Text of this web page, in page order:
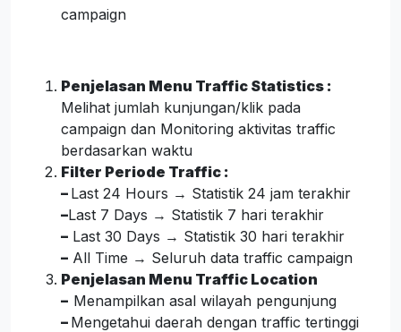
campaign
Penjelasan Menu Traffic Statistics :
Melihat jumlah kunjungan/klik pada
campaign dan Monitoring aktivitas traffic
berdasarkan waktu
Filter Periode Traffic :
– Last 24 Hours → Statistik 24 jam terakhir
–Last 7 Days → Statistik 7 hari terakhir
– Last 30 Days → Statistik 30 hari terakhir
– All Time → Seluruh data traffic campaign
Penjelasan Menu Traffic Location
– Menampilkan asal wilayah pengunjung
– Mengetahui daerah dengan traffic tertinggi